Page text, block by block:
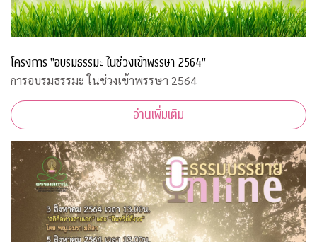
โครงการ "อบรมธรรมะ ในช่วงเข้าพรรษา 2564"
การอบรมธรรมะ ในช่วงเข้าพรรษา 2564
อ่านเพิ่มเติม